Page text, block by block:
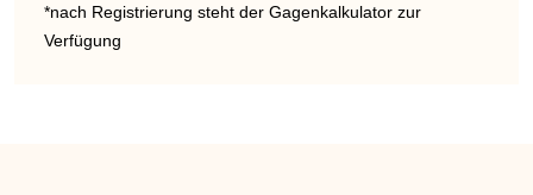
*nach Registrierung steht der Gagenkalkulator zur
Verfügung